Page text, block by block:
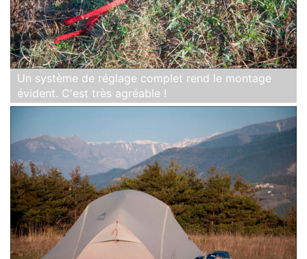
Un système de réglage complet rend le montage
évident. C'est très agréable !